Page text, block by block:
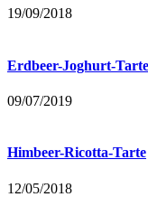
19/09/2018
Erdbeer-Joghurt-
09/07/2019
Himbeer-Ricotta-Tarte
12/05/2018